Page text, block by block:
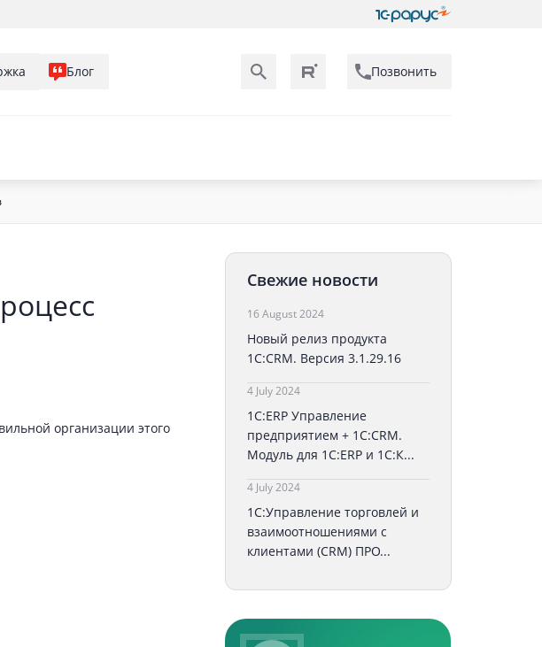
Блог Позвонить
организации этого
Свежие новости
16 August 2024
Новый релиз продукта
1С:CRM. Версия 3.1.29.16
4 July 2024
1С:ERP Управление
предприятием + 1С:CRM.
Модуль для 1С:ERP и 1С:К...
4 July 2024
1С:Управление торговлей и
взаимоотношениями с
клиентами (CRM) ПРО...